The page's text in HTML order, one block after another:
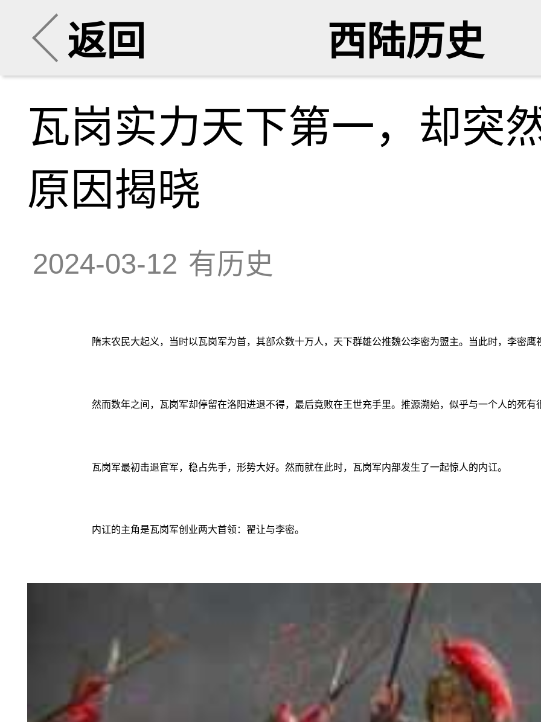
返回 西陆历史
瓦岗实力天下第一，却突
原因揭晓
2024-03-12 有历史
隋末农民大起义，当时以瓦岗军为首，其部众数十万人，天下群雄公推魏公李密为盟主。当此时，李密
然而数年之间，瓦岗军却停留在洛阳进退不得，最后竟败在王世充手里。推源溯始，似乎与一个人的死有
瓦岗军最初击退官军，稳占先手，形势大好。然而就在此时，瓦岗军内部发生了一起惊人的内讧。
内讧的主角是瓦岗军创业两大首领：翟让与李密。